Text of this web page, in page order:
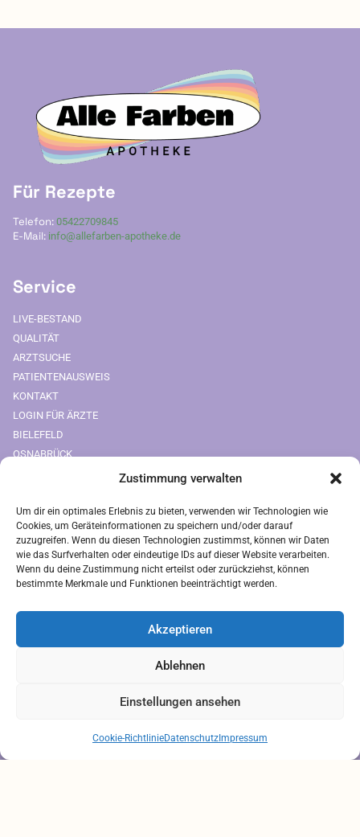
Zustimmung verwalten
Um dir ein optimales Erlebnis zu bieten, verwenden wir Technologien wie
Cookies, um Geräteinformationen zu speichern und/oder darauf
zuzugreifen. Wenn du diesen Technologien zustimmst, können wir Daten
wie das Surfverhalten oder eindeutige IDs auf dieser Website verarbeiten.
Wenn du deine Zustimmung nicht erteilst oder zurückziehst, können
bestimmte Merkmale und Funktionen beeinträchtigt werden.
Akzeptieren
Ablehnen
Einstellungen ansehen
Cookie-RichtlinieDatenschutz Impressum
Für Rezepte
Telefon: 05422709845
E-Mail: info@allefarben-apotheke.de
Service
LIVE-BESTAND
QUALITÄT
ARZTSUCHE
PATIENTENAUSWEIS
KONTAKT
LOGIN FÜR ÄRZTE
BIELEFELD
OSNABRÜCK
FREIUMSCHLAG AUSDRUCKEN
Rechtliches
AGB
VERSANDARTEN
Brauchen Sie Hilfe?